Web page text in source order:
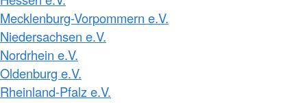
Mecklenburg-Vorpommern e.V.
Niedersachsen e.V.
Nordrhein e.V.
Oldenburg e.V.
Rheinland-Pfalz e.V.